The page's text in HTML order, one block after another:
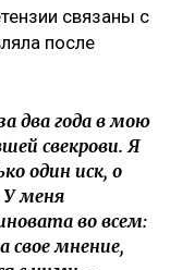
связаны с
после
два года в мою
свекрови. Я
один иск, о
У меня
во всем:
свое мнение,